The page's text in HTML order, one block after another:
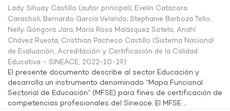
Lady Sihuay Castillo (autor principal); Evelin Catacora
Caracholi; Bernardo García Velando; Stephanie Barboza Tello;
Nelly Góngora Jara; María Rosa Malásquez Sotelo; Anahí
Chávez Ruesta; Cristhian Pacheco Castillo (Sistema Nacional
de Evaluación, Acreditación y Certificación de la Calidad
Educativa - SINEACE, 2022-10-19)
El presente documento describe al sector Educación y
desarrolla un instrumento denominado “Mapa Funcional
Sectorial de Educación” (MFSE) para fines de certificación de
competencias profesionales del Sineace. El MFSE ...